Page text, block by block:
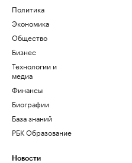
Политика
Экономика
Общество
Бизнес
Технологии и
медиа
Финансы
Биографии
База знаний
РБК Образование
Новости